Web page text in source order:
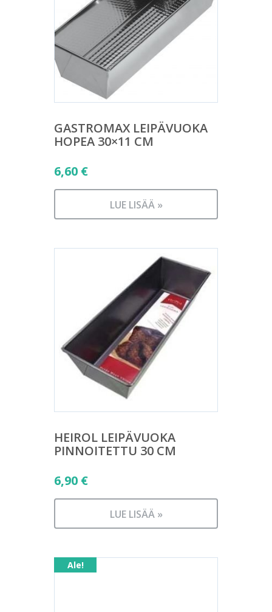
GASTROMAX LEIPÄVUOKA
HOPEA 30×11 CM
6,60 €
LUE LISÄÄ »
HEIROL LEIPÄVUOKA
PINNOITETTU 30 CM
6,90 €
LUE LISÄÄ »
Ale!